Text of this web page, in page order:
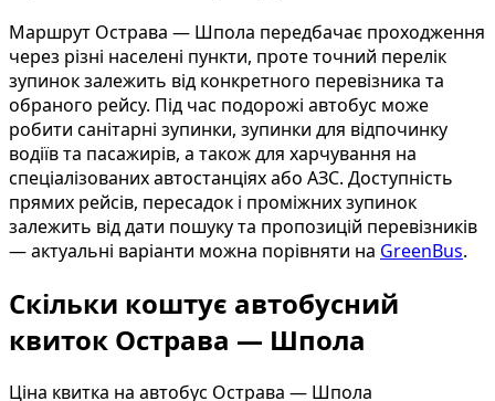
Маршрут Острава — Шпола передбачає проходження
через різні населені пункти, проте точний перелік
зупинок залежить від конкретного перевізника та
обраного рейсу. Під час подорожі автобус може
робити санітарні зупинки, зупинки для відпочинку
водіїв та пасажирів, а також для харчування на
спеціалізованих автостанціях або АЗС. Доступність
прямих рейсів, пересадок і проміжних зупинок
залежить від дати пошуку та пропозицій перевізників
— актуальні варіанти можна порівняти на GreenBus.
Скільки коштує автобусний
квиток Острава — Шпола
Ціна квитка на автобус Острава — Шпола